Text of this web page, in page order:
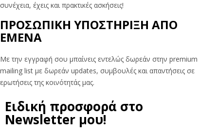
συνέχεια, έχεις και πρακτικές ασκήσεις!
ΠΡΟΣΩΠΙΚΗ ΥΠΟΣΤΗΡΙΞΗ ΑΠΟ
ΕΜΕΝΑ
Με την εγγραφή σου μπαίνεις εντελώς δωρεάν στην premium
mailing list με δωρεάν updates, συμβουλές και απαντήσεις σε
ερωτήσεις της κοινότητάς μας.
Ειδική προσφορά στο
Newsletter μου!